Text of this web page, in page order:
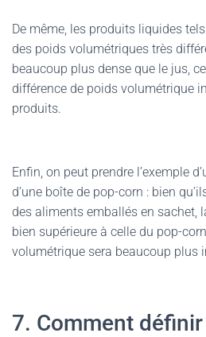
De même, les produits liquides
des poids volumétriques très
beaucoup plus dense que le jus,
différence de poids volumétrique
produits.
Enfin, on peut prendre l’exemple
d’une boîte de pop-corn : bien
des aliments emballés en sachet,
bien supérieure à celle du pop-
volumétrique sera beaucoup plus
7. Comment